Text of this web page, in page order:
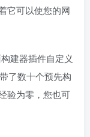
它可以使您的网
建器插件自定义
了数十个预先构
验为零，您也可